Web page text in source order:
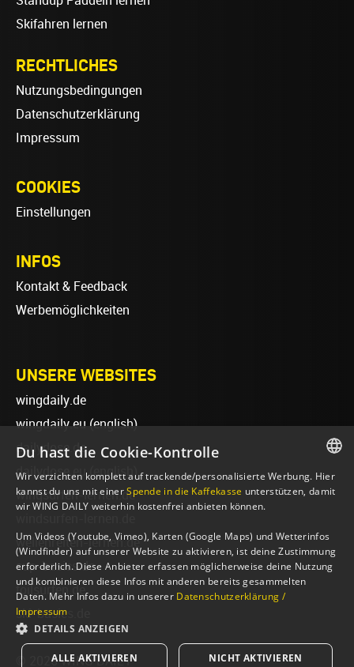
Skifahren lernen
RECHTLICHES
Nutzungsbedingungen
Datenschutzerklärung
Impressum
COOKIES
Einstellungen
INFOS
Kontakt & Feedback
Werbemöglichkeiten
UNSERE WEBSITES
wingdaily.de
wingdaily.eu(english)
dailydose.de
dailydose.eu (english)
wingsurfen-lernen.de
wellenreiten-lernen.de
sup-basics.de
foilsurfen.de
ski-basics.de
© 2026 WING DAILY
GERMAN
Du hast die Cookie-Kontrolle
Wir verzichten komplett auf trackende/personalisierte Werbung. Hier
kannst du uns mit einerSpende in die Kaffekasse unterstützen, damit
wir WING DAILY weiterhin kostenfrei anbieten können.
Um Videos (Youtube, Vimeo), Karten (Google Maps) und Wetterinfos
(Windfinder) auf unserer Website zu aktivieren, ist deine Zustimmung
erforderlich. Diese Anbieter erfassen möglicherweise deine Nutzung
und kombinieren diese Infos mit anderen bereits gesammelten
Daten. Mehr Infos dazu in unserer Datenschutzerklärung /
Impressum
DETAILS ANZEIGEN
ALLE AKTIVIEREN NICHT AKTIVIEREN